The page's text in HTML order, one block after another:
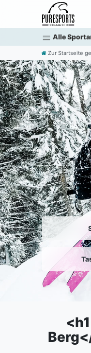
Alle
Zur Startseite